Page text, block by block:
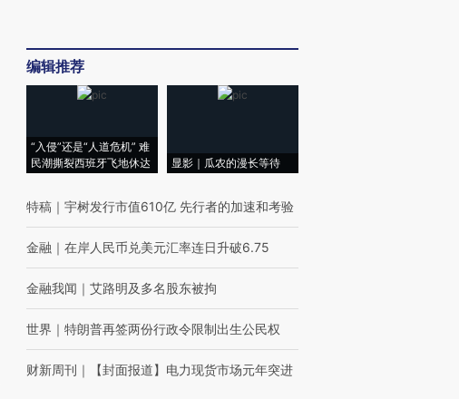
编辑推荐
“入侵”还是“人道危机” 难
民潮撕裂西班牙飞地休达
显影｜瓜农的漫长等待
特稿 ｜ 宇树发行市值610亿 先行者的加速和考验
金融 ｜ 在岸人民币兑美元汇率连日升破6.75
金融我闻 ｜ 艾路明及多名股东被拘
世界 ｜ 特朗普再签两份行政令限制出生公民权
财新周刊 ｜ 【封面报道】电力现货市场元年突进